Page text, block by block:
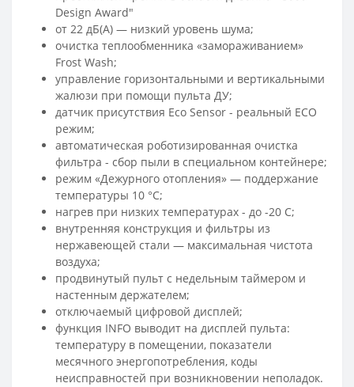
Design Award"
от 22 дБ(А) — низкий уровень шума;
очистка теплообменника «замораживанием»
Frost Wash;
управление горизонтальными и вертикальными
жалюзи при помощи пульта ДУ;
датчик присутствия Eco Sensor - реальный ECO
режим;
автоматическая роботизированная очистка
фильтра - сбор пыли в специальном контейнере;
режим «Дежурного отопления» — поддержание
температуры 10 °C;
нагрев при низких температурах - до -20 С;
внутренняя конструкция и фильтры из
нержавеющей стали — максимальная чистота
воздуха;
продвинутый пульт с недельным таймером и
настенным держателем;
отключаемый цифровой дисплей;
функция INFO выводит на дисплей пульта:
температуру в помещении, показатели
месячного энергопотребления, коды
неисправностей при возникновении неполадок.